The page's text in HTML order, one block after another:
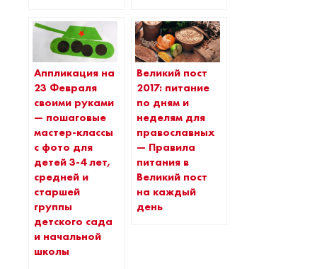
Аппликация на
23 Февраля
своими руками
— пошаговые
мастер-классы
с фото для
детей 3-4 лет,
средней и
старшей
группы
детского сада
и начальной
школы
Великий пост
2017: питание
по дням и
неделям для
православных
— Правила
питания в
Великий пост
на каждый
день